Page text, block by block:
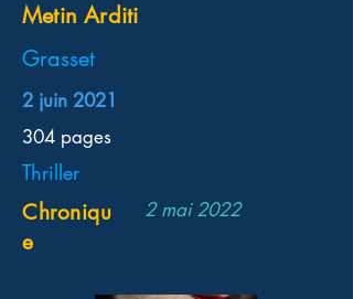
Metin Arditi
Grasset
2 juin 2021
304 pages
Thriller
Chroniqu
e
2 mai 2022